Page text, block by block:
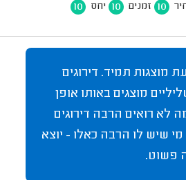
10 זמנים 10 יחס 10
מוצגות תמיד. דירוגים
מוצגים באותו אופן
לא רואים הרבה דירוגים
מי שיש לו הרבה כאלו - יוצא
פשוט.